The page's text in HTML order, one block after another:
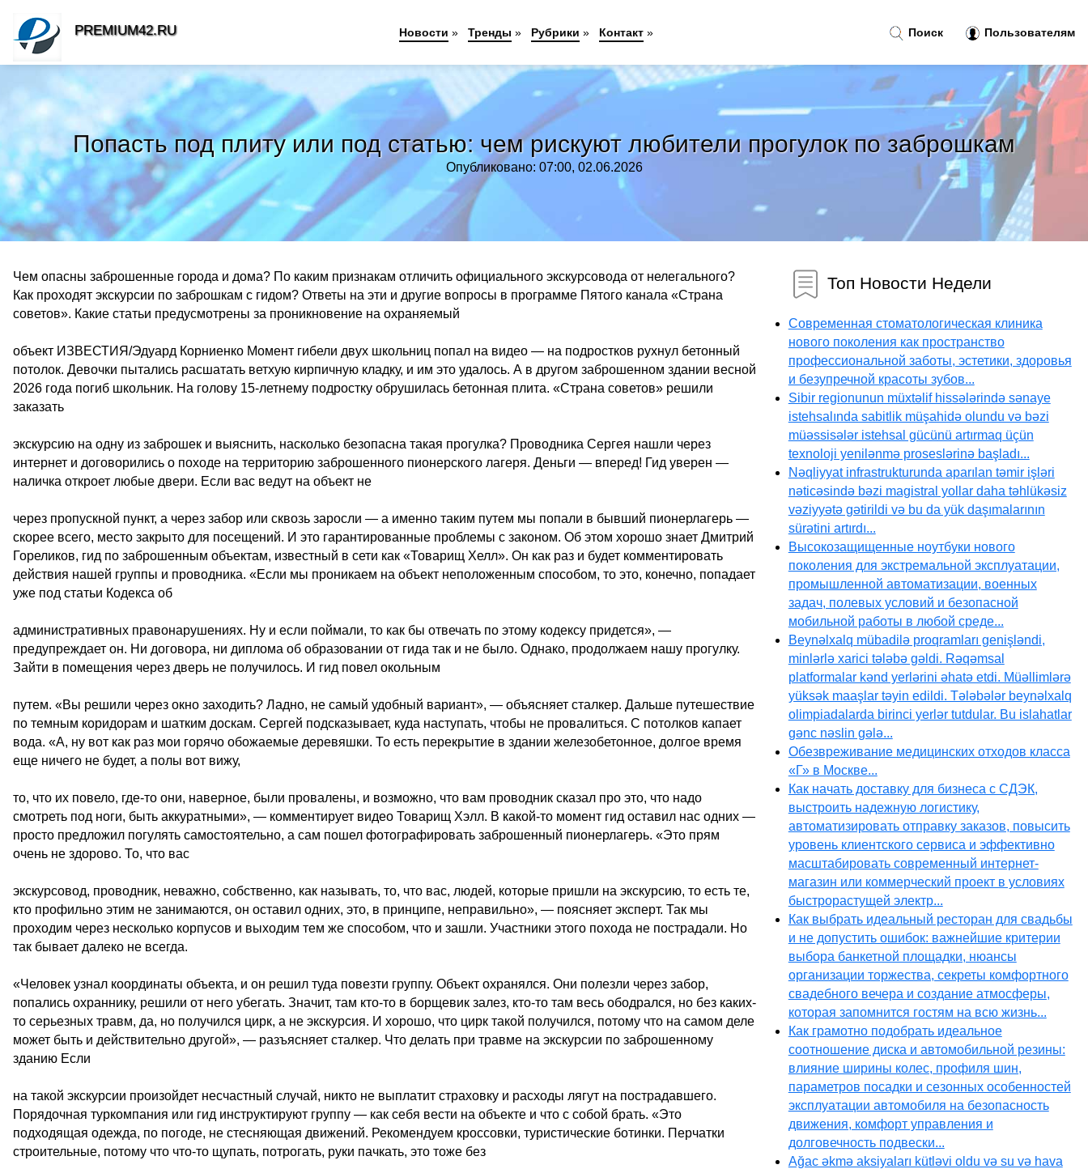
Попасть под плиту или под статью: чем рискуют любители прогулок по заброшкам
Опубликовано: 07:00, 02.06.2026
Чем опасны заброшенные города и дома? По каким признакам отличить официального экскурсовода от нелегального?
Как проходят экскурсии по заброшкам с гидом? Ответы на эти и другие вопросы в программе Пятого канала «Страна
советов». Какие статьи предусмотрены за проникновение на охраняемый
объект ИЗВЕСТИЯ/Эдуард Корниенко Момент гибели двух школьниц попал на видео — на подростков рухнул бетонный
потолок. Девочки пытались расшатать ветхую кирпичную кладку, и им это удалось. А в другом заброшенном здании весной
2026 года погиб школьник. На голову 15-летнему подростку обрушилась бетонная плита. «Страна советов» решили
заказать
экскурсию на одну из заброшек и выяснить, насколько безопасна такая прогулка? Проводника Сергея нашли через
интернет и договорились о походе на территорию заброшенного пионерского лагеря. Деньги — вперед! Гид уверен —
наличка откроет любые двери. Если вас ведут на объект не
через пропускной пункт, а через забор или сквозь заросли — а именно таким путем мы попали в бывший пионерлагерь —
скорее всего, место закрыто для посещений. И это гарантированные проблемы с законом. Об этом хорошо знает Дмитрий
Гореликов, гид по заброшенным объектам, известный в сети как «Товарищ Хелл». Он как раз и будет комментировать
действия нашей группы и проводника. «Если мы проникаем на объект неположенным способом, то это, конечно, попадает
уже под статьи Кодекса об
административных правонарушениях. Ну и если поймали, то как бы отвечать по этому кодексу придется», —
предупреждает он. Ни договора, ни диплома об образовании от гида так и не было. Однако, продолжаем нашу прогулку.
Зайти в помещения через дверь не получилось. И гид повел окольным
путем. «Вы решили через окно заходить? Ладно, не самый удобный вариант», — объясняет сталкер. Дальше путешествие
по темным коридорам и шатким доскам. Сергей подсказывает, куда наступать, чтобы не провалиться. С потолков капает
вода. «А, ну вот как раз мои горячо обожаемые деревяшки. То есть перекрытие в здании железобетонное, долгое время
еще ничего не будет, а полы вот вижу,
то, что их повело, где-то они, наверное, были провалены, и возможно, что вам проводник сказал про это, что надо
смотреть под ноги, быть аккуратными», — комментирует видео Товарищ Хэлл. В какой-то момент гид оставил нас одних —
просто предложил погулять самостоятельно, а сам пошел фотографировать заброшенный пионерлагерь. «Это прям
очень не здорово. То, что вас
экскурсовод, проводник, неважно, собственно, как называть, то, что вас, людей, которые пришли на экскурсию, то есть те,
кто профильно этим не занимаются, он оставил одних, это, в принципе, неправильно», — поясняет эксперт. Так мы
проходим через несколько корпусов и выходим тем же способом, что и зашли. Участники этого похода не пострадали. Но
так бывает далеко не всегда.
«Человек узнал координаты объекта, и он решил туда повезти группу. Объект охранялся. Они полезли через забор,
попались охраннику, решили от него убегать. Значит, там кто-то в борщевик залез, кто-то там весь ободрался, но без каких-
то серьезных травм, да, но получился цирк, а не экскурсия. И хорошо, что цирк такой получился, потому что на самом деле
может быть и действительно другой», — разъясняет сталкер. Что делать при травме на экскурсии по заброшенному
зданию Если
на такой экскурсии произойдет несчастный случай, никто не выплатит страховку и расходы лягут на пострадавшего.
Порядочная туркомпания или гид инструктируют группу — как себя вести на объекте и что с собой брать. «Это
подходящая одежда, по погоде, не стесняющая движений. Рекомендуем кроссовки, туристические ботинки. Перчатки
строительные, потому что что-то щупать, потрогать, руки пачкать, это тоже без
Топ Новости Недели
Современная стоматологическая клиника
нового поколения как пространство
профессиональной заботы, эстетики, здоровья
и безупречной красоты зубов...
Sibir regionunun müxtəlif hissələrində sənaye
istehsalında sabitlik müşahidə olundu və bəzi
müəssisələr istehsal gücünü artırmaq üçün
texnoloji yenilənmə proseslərinə başladı...
Nəqliyyat infrastrukturunda aparılan təmir işləri
nəticəsində bəzi magistral yollar daha təhlükəsiz
vəziyyətə gətirildi və bu da yük daşımalarının
sürətini artırdı...
Высокозащищенные ноутбуки нового
поколения для экстремальной эксплуатации,
промышленной автоматизации, военных
задач, полевых условий и безопасной
мобильной работы в любой среде...
Beynəlxalq mübadilə proqramları genişləndi,
minlərlə xarici tələbə gəldi. Rəqəmsal
platformalar kənd yerlərini əhatə etdi. Müəllimlərə
yüksək maaşlar təyin edildi. Tələbələr beynəlxalq
olimpiadalarda birinci yerlər tutdular. Bu islahatlar
gənc nəslin gələ...
Обезвреживание медицинских отходов класса
«Г» в Москве...
Как начать доставку для бизнеса с СДЭК,
выстроить надежную логистику,
автоматизировать отправку заказов, повысить
уровень клиентского сервиса и эффективно
масштабировать современный интернет-
магазин или коммерческий проект в условиях
быстрорастущей электр...
Как выбрать идеальный ресторан для свадьбы
и не допустить ошибок: важнейшие критерии
выбора банкетной площадки, нюансы
организации торжества, секреты комфортного
свадебного вечера и создание атмосферы,
которая запомнится гостям на всю жизнь...
Как грамотно подобрать идеальное
соотношение диска и автомобильной резины:
влияние ширины колес, профиля шин,
параметров посадки и сезонных особенностей
эксплуатации автомобиля на безопасность
движения, комфорт управления и
долговечность подвески...
Ağac əkmə aksiyaları kütləvi oldu və su və hava
Поиск Пользователям
PREMIUM42.RU Новости » Тренды » Рубрики » Контакт »